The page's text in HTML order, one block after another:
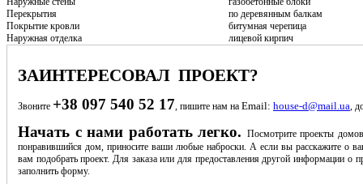
Перекрытия
по деревянным балкам
Покрытие кровли
битумная черепица
Наружная отделка
лицевой кирпич
ЗАИНТЕРЕСОВАЛ ПРОЕКТ?
Звоните +38 097 540 52 17 , пишите нам на Email: house-d@mail.ua ,
Начать с нами работать легко. Посмотрите проекты
понравившийся дом, приносите ваши любые наброски. А если вы расскажите о
вам подобрать проект. Для заказа или для предоставления другой информации о
заполнить форму.